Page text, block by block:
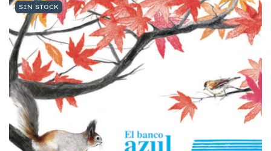
SIN STOCK